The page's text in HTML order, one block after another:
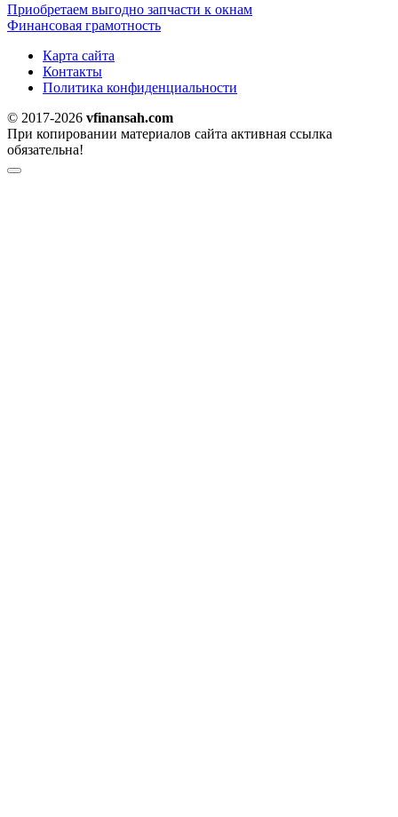
Приобретаем выгодно запчасти к окнам
Финансовая грамотность
Карта сайта
Контакты
Политика конфиденциальности
© 2017-2026 vfinansah.com
При копировании материалов сайта активная ссылка
обязательна!